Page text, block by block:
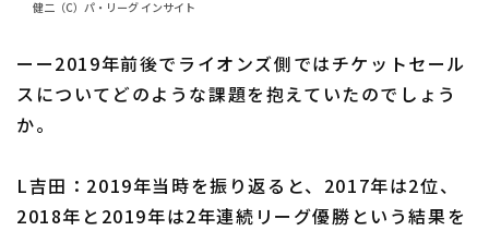
健二（C）パ・リーグ インサイト
ーー2019年前後でライオンズ側ではチケットセール
スについてどのような課題を抱えていたのでしょう
か。
L吉田：2019年当時を振り返ると、2017年は2位、
2018年と2019年は2年連続リーグ優勝という結果を